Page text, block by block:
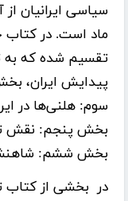
سیاسی ایرانیان
ماد است. در
تقسیم شده که به
پیدایش ایران،
سوم: هلنی‌ها در
بخش پنجم: نقش
بخش ششم:
در بخشی از کتاب